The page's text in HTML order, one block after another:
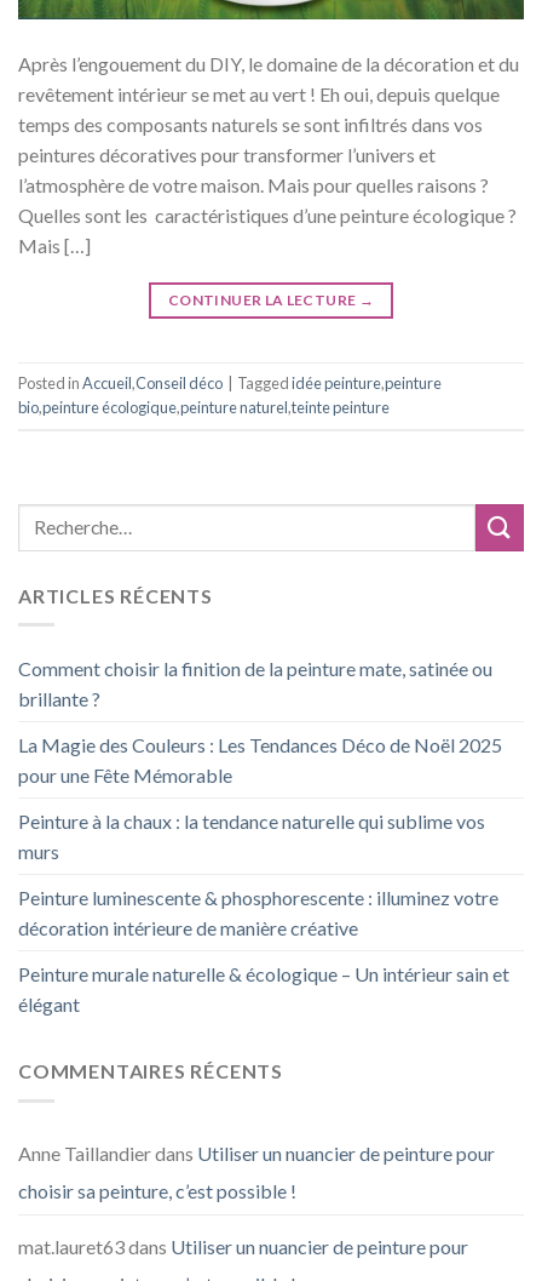
Après l’engouement du DIY, le domaine de la décoration et du
revêtement intérieur se met au vert ! Eh oui, depuis quelque
temps des composants naturels se sont infiltrés dans vos
peintures décoratives pour transformer l’univers et
l’atmosphère de votre maison. Mais pour quelles raisons ?
Quelles sont les caractéristiques d’une peinture écologique ?
Mais […]
CONTINUER LA LECTURE →
Posted inAccueil,Conseil déco Taggedidée peinture,peinture
bio,peinture écologique,peinture naturel,teinte peinture
ARTICLES RÉCENTS
Comment choisir la finition de la peinture mate, satinée ou
brillante ?
La Magie des Couleurs : Les Tendances Déco de Noël 2025
pour une Fête Mémorable
Peinture à la chaux : la tendance naturelle qui sublime vos
murs
Peinture luminescente & phosphorescente : illuminez votre
décoration intérieure de manière créative
Peinture murale naturelle & écologique – Un intérieur sain et
élégant
COMMENTAIRES RÉCENTS
Anne Taillandierdans Utiliser un nuancier de peinture pour
choisir sa peinture, c’est possible !
mat.lauret63dans Utiliser un nuancier de peinture pour